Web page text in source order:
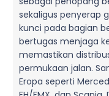
sekaligus penyerap
kunci pada bagian
bertugas menjaga
memastikan
permukaan jalan.
Eropa seperti